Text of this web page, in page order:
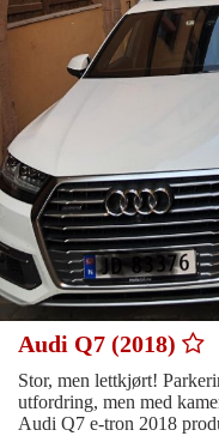
Audi Q7 (2018)
Stor, men lettkjørt!
utfordring, men med
Audi Q7 e-tron 2018